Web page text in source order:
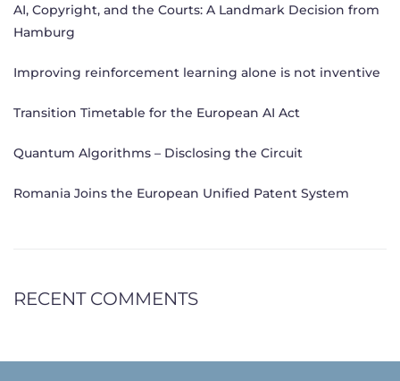
AI, Copyright, and the Courts: A Landmark Decision from
Hamburg
Improving reinforcement learning alone is not inventive
Transition Timetable for the European AI Act
Quantum Algorithms – Disclosing the Circuit
Romania Joins the European Unified Patent System
RECENT COMMENTS